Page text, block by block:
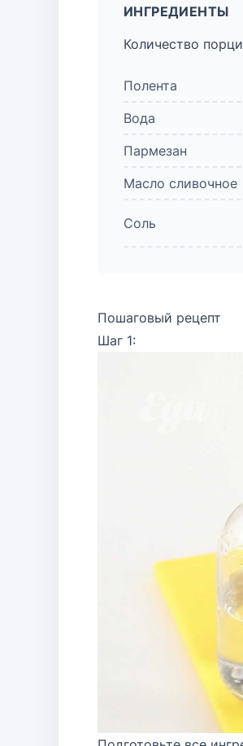
ИНГРЕДИЕНТЫ
Количество
Полента
Вода
Пармезан
Масло сливочное
Соль
Пошаговый рецепт
Шаг 1: